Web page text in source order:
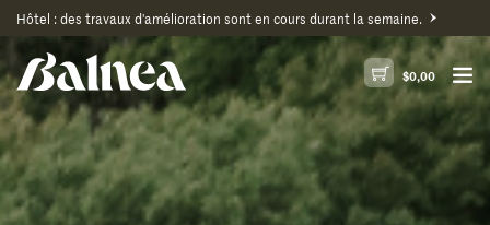
Hôtel : des travaux d'amélioration sont en cours durant la semaine.
$0,00